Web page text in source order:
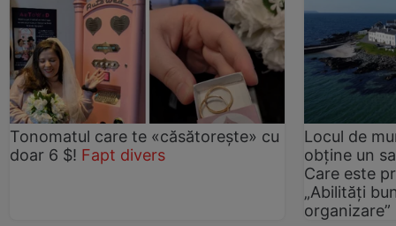
Tonomatul care te «căsătorește» cu
doar 6 $! Fapt divers
Locul de
obține un
Care este
„Abilități
organizare”